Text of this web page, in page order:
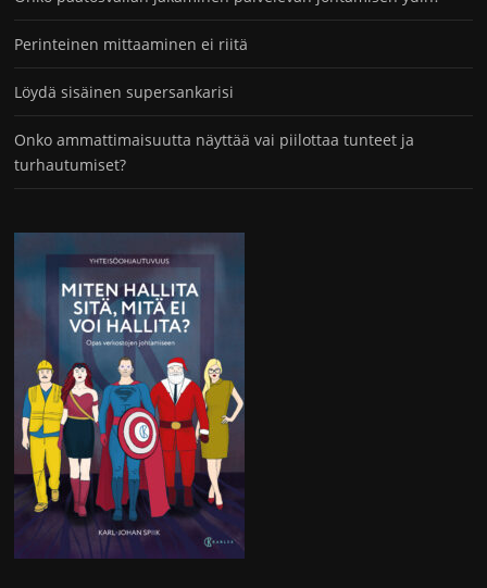
Perinteinen mittaaminen ei riitä
Löydä sisäinen supersankarisi
Onko ammattimaisuutta näyttää vai piilottaa tunteet ja
turhautumiset?